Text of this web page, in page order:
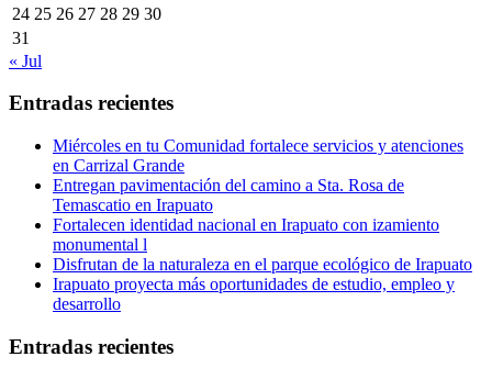
24 25 26 27 28 29 30
31
« Jul
Entradas recientes
Miércoles en tu Comunidad fortalece servicios y atenciones
en Carrizal Grande
Entregan pavimentación del camino a Sta. Rosa de
Temascatio en Irapuato
Fortalecen identidad nacional en Irapuato con izamiento
monumental l
Disfrutan de la naturaleza en el parque ecológico de Irapuato
Irapuato proyecta más oportunidades de estudio, empleo y
desarrollo
Entradas recientes